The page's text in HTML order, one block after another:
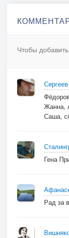
хранящей
С
Чтобы
Жанна,
Саша,
Гена
Рад за